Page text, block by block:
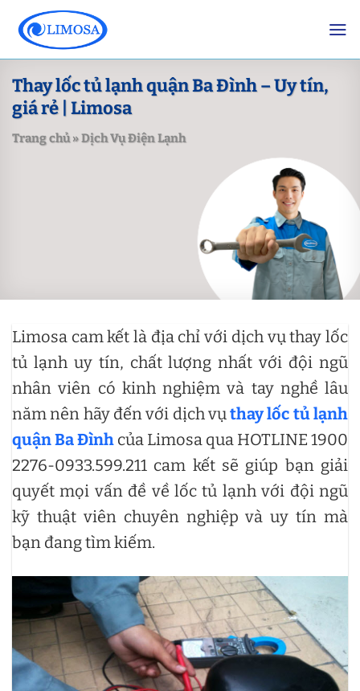
content
Thay lốc tủ lạnh quận Ba Đình – Uy tín,
giá rẻ | Limosa
Trang chủ»Dịch Vụ Điện Lạnh
Limosa cam kết là địa chỉ với dịch vụ thay lốc
tủ lạnh uy tín, chất lượng nhất với đội ngũ
nhân viên có kinh nghiệm và tay nghề lâu
năm nên hãy đến với dịch vụthay lốc tủ lạnh
quận Ba Đình của Limosa qua HOTLINE 1900
2276-0933.599.211 cam kết sẽ giúp bạn giải
quyết mọi vấn đề về lốc tủ lạnh với đội ngũ
kỹ thuật viên chuyên nghiệp và uy tín mà
bạn đang tìm kiếm.